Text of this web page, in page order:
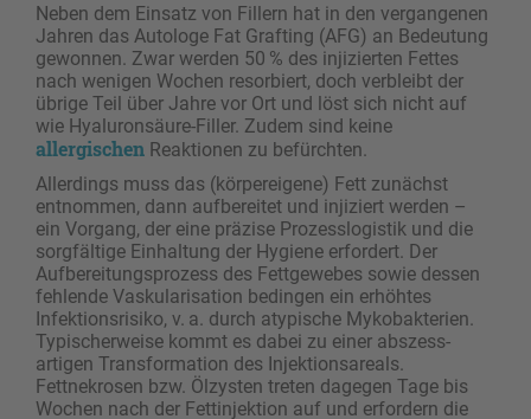
Neben dem Einsatz von Fillern hat in den vergangenen
Jahren das Autologe Fat Grafting (AFG) an Bedeutung
gewonnen. Zwar werden 50 % des injizierten Fettes
nach wenigen Wochen resorbiert, doch verbleibt der
übrige Teil über Jahre vor Ort und löst sich nicht auf
wie Hyaluronsäure-Filler. Zudem sind keine
allergischen Reaktionen zu befürchten.
Allerdings muss das (körpereigene) Fett zunächst
entnommen, dann aufbereitet und injiziert werden –
ein Vorgang, der eine präzise Prozesslogistik und die
sorgfältige Einhaltung der Hygiene erfordert. Der
Aufbereitungsprozess des Fettgewebes sowie dessen
fehlende Vaskularisation bedingen ein erhöhtes
Infektionsrisiko, v. a. durch atypische Mykobakterien.
Typischerweise kommt es dabei zu einer abszess­
artigen Transformation des Injektionsareals.
Fettnekrosen bzw. Ölzysten treten dagegen Tage bis
Wochen nach der Fettinjektion auf und erfordern die